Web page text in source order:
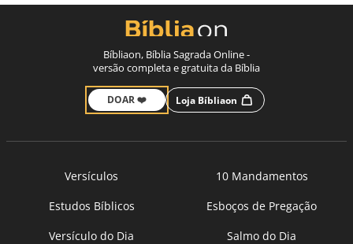
Bíbliaon, Bíblia Sagrada Online -
versão completa e gratuita da Bíblia
DOAR ❤️ Loja Bíbliaon
Versículos
10 Mandamentos
Estudos Bíblicos
Esboços de Pregação
Versículo do Dia
Salmo do Dia